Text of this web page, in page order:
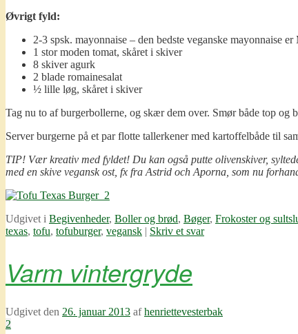
Øvrigt fyld:
2-3 spsk. mayonnaise – den bedste veganske mayonnaise er
1 stor moden tomat, skåret i skiver
8 skiver agurk
2 blade romainesalat
½ lille løg, skåret i skiver
Tag nu to af burgerbollerne, og skær dem over. Smør både top og
Server burgerne på et par flotte tallerkener med kartoffelbåde til
TIP! Vær kreativ med fyldet! Du kan også putte olivenskiver,
med en skive vegansk ost, fx fra Astrid och Aporna, som nu
Udgivet i Begivenheder, Boller og brød, Bøger, Frokoster og
texas, tofu, tofuburger, vegansk | Skriv et svar
Varm vintergryde
Udgivet den 26. januar 2013 afhenriettevesterbak
2